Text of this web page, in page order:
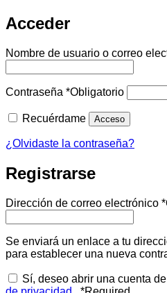
Acceder
Nombre de usuario o correo
Contraseña *Obligatorio
Recuérdame Acceso
¿Olvidaste la contraseña?
Registrarse
Dirección de correo electrónico *
Se enviará un enlace a tu
para establecer una nueva
Sí, deseo abrir una cuenta